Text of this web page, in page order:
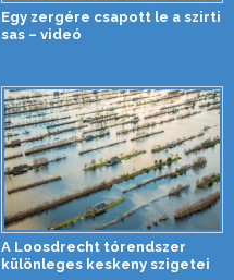
Egy zergére csapott le a szirti
sas – videó
A Loosdrecht tórendszer
különleges keskeny szigetei